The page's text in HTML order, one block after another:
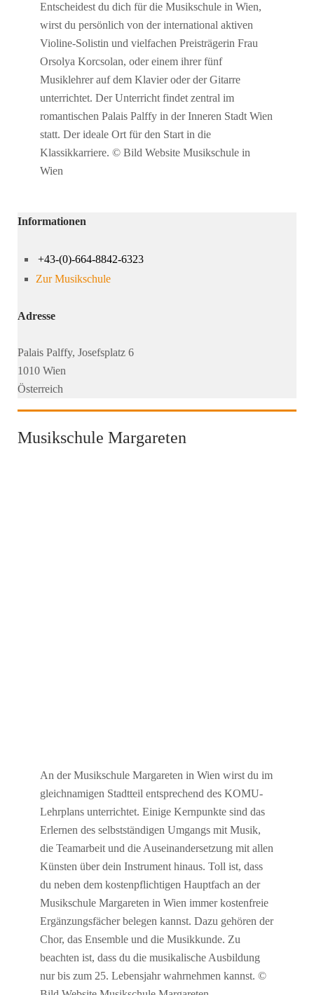
Entscheidest du dich für die Musikschule in Wien,
wirst du persönlich von der international aktiven
Violine-Solistin und vielfachen Preisträgerin Frau
Orsolya Korcsolan, oder einem ihrer fünf
Musiklehrer auf dem Klavier oder der Gitarre
unterrichtet. Der Unterricht findet zentral im
romantischen Palais Palffy in der Inneren Stadt Wien
statt. Der ideale Ort für den Start in die
Klassikkarriere. © Bild Website Musikschule in
Wien
Informationen
+43-(0)-664-8842-6323
Zur Musikschule
Adresse
Palais Palffy, Josefsplatz 6
1010 Wien
Österreich
Musikschule Margareten
An der Musikschule Margareten in Wien wirst du im
gleichnamigen Stadtteil entsprechend des KOMU-
Lehrplans unterrichtet. Einige Kernpunkte sind das
Erlernen des selbstständigen Umgangs mit Musik,
die Teamarbeit und die Auseinandersetzung mit allen
Künsten über dein Instrument hinaus. Toll ist, dass
du neben dem kostenpflichtigen Hauptfach an der
Musikschule Margareten in Wien immer kostenfreie
Ergänzungsfächer belegen kannst. Dazu gehören der
Chor, das Ensemble und die Musikkunde. Zu
beachten ist, dass du die musikalische Ausbildung
nur bis zum 25. Lebensjahr wahrnehmen kannst. ©